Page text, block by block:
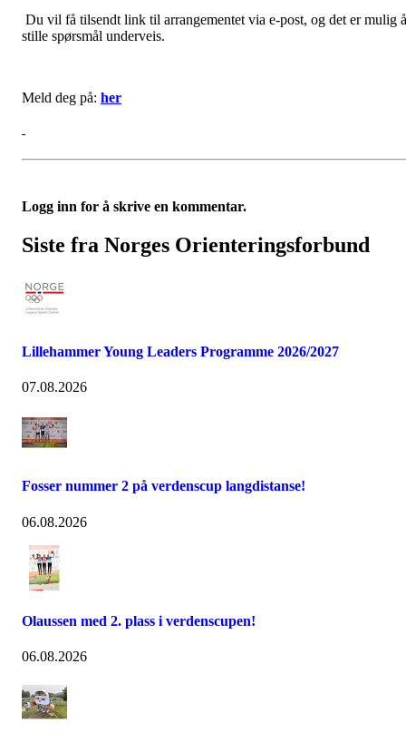
Du vil få tilsendt link til arrangementet via e-post, og det er mulig å
stille spørsmål underveis.
Meld deg på: her
Logg inn for å skrive en kommentar.
Siste fra Norges Orienteringsforbund
Lillehammer Young Leaders Programme 2026/2027
07.08.2026
Fosser nummer 2 på verdenscup langdistanse!
06.08.2026
Olaussen med 2. plass i verdenscupen!
06.08.2026